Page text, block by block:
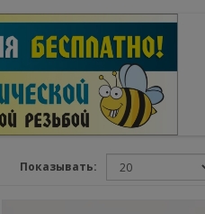
Показывать: